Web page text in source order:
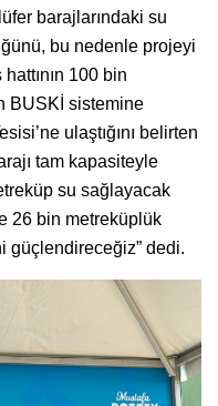
barajlarındaki su
bu nedenle projeyi
hattının 100 bin
BUSKİ sistemine
ulaştığını belirten
tam kapasiteyle
su sağlayacak
26 bin metreküplük
güçlendireceğiz” dedi.